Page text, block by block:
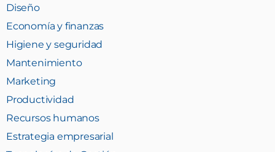
Diseño
Economía y finanzas
Higiene y seguridad
Mantenimiento
Marketing
Productividad
Recursos humanos
Estrategia empresarial